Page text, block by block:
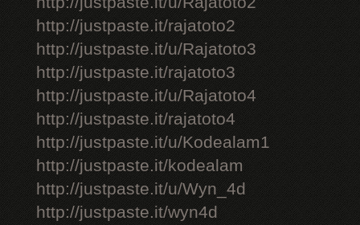
http://justpaste.it/rajatoto2
http://justpaste.it/u/Rajatoto3
http://justpaste.it/rajatoto3
http://justpaste.it/u/Rajatoto4
http://justpaste.it/rajatoto4
http://justpaste.it/u/Kodealam1
http://justpaste.it/kodealam
http://justpaste.it/u/Wyn_4d
http://justpaste.it/wyn4d